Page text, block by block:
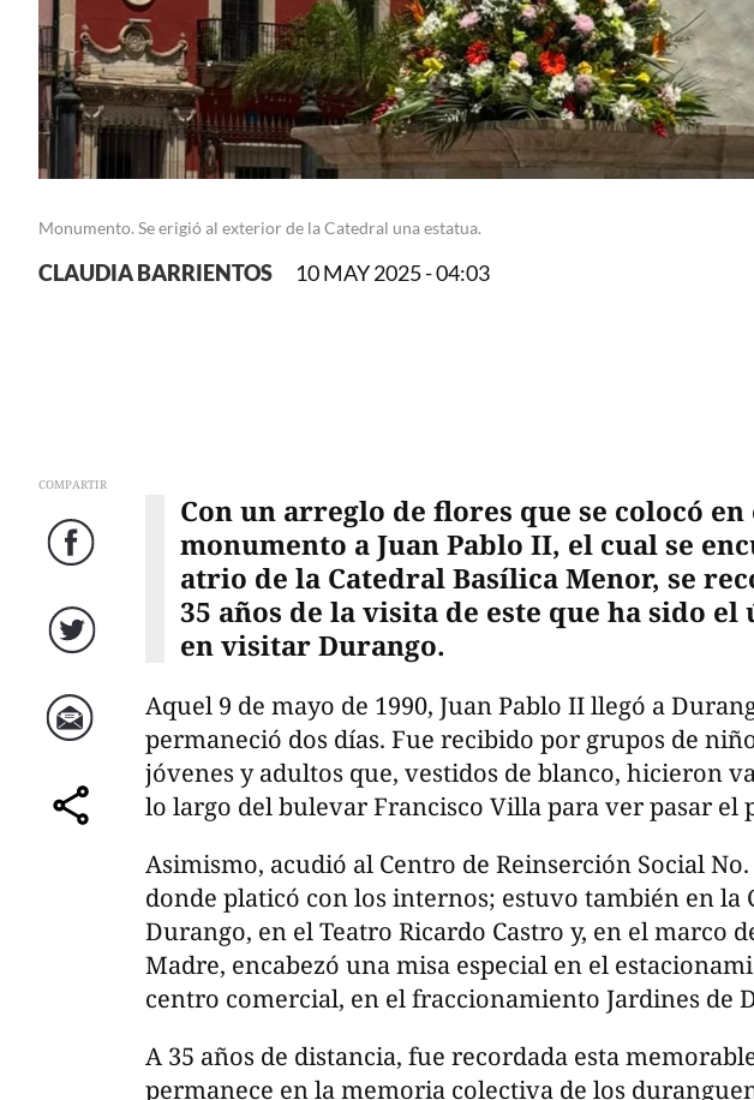
Monumento. Se erigió al exterior de la Catedral una estatua.
CLAUDIA BARRIENTOS 10 MAY 2025 - 04:03
COMPARTIR
Facebook
Twitter
Correo
comparte
Con un arreglo de flores que se colocó en
monumento a Juan Pablo II, el cual se
atrio de la Catedral Basílica Menor, se
35 años de la visita de este que ha sido el
en visitar Durango.
Aquel 9 de mayo de 1990, Juan Pablo II llegó a
permaneció dos días. Fue recibido por grupos de
jóvenes y adultos que, vestidos de blanco, hicieron
lo largo del bulevar Francisco Villa para ver pasar el
Asimismo, acudió al Centro de Reinserción Social No.
donde platicó con los internos; estuvo también en la
Durango, en el Teatro Ricardo Castro y, en el marco
Madre, encabezó una misa especial en el
centro comercial, en el fraccionamiento Jardines de
A 35 años de distancia, fue recordada esta
permanece en la memoria colectiva de los